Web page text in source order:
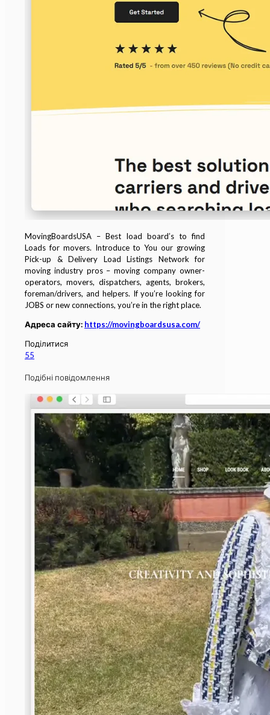
MovingBoardsUSA – Best load board’s to find
Loads for movers. Introduce to You our growing
Pick-up & Delivery Load Listings Network for
moving industry pros – moving company owner-
operators, movers, dispatchers, agents, brokers,
foreman/drivers, and helpers. If you’re looking for
JOBS or new connections, you’re in the right place.
Адреса сайту: https://movingboardsusa.com/
Поділитися
55
Подібні повідомлення